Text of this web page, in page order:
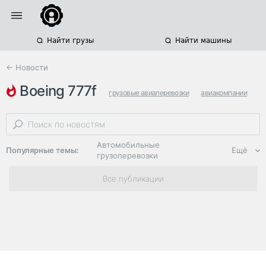
Найти грузы Найти машины
← Новости
boeing 777f грузовые авиаперевозки авиакомпании
грузовые самолеты
Популярные темы:
Автомобильные
грузоперевозки
Региональная
логистика
Ещё
Все публикации